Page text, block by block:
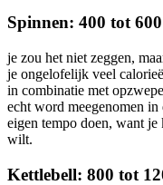
Spinnen: 400 tot
je zou het niet zeggen,
je ongelofelijk veel
in combinatie met
echt word meegenomen in
eigen tempo doen, want
wilt.
Kettlebell: 800 tot